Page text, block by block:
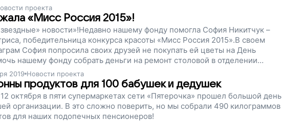
проекта
«Мисс Россия 2015»!
новости»!Недавно нашему фонду помогла София Никитчук –
победительница конкурса красоты «Мисс Россия 2015».В своем
София попросила своих друзей не покупать ей цветы на День
нашему фонду собрать деньги на ремонт столовой в отделении
которому мы помогаем.
2019 Новости проекта
продуктов для 100 бабушек и дедушек
октября в пяти супермаркетах сети «Пятерочка» прошел большой день
организации. В это сложно поверить, но мы собрали 490 килограммов
для наших подопечных пенсионеров!